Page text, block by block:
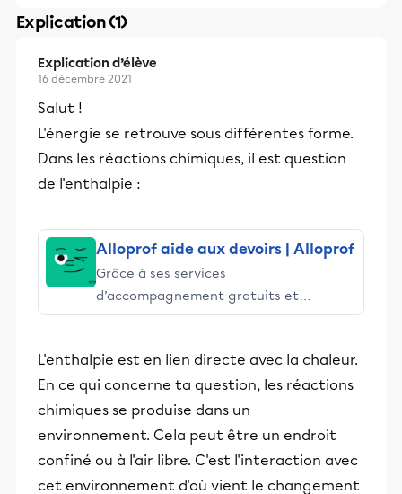
Explication (1)
Explication d’élève
16 décembre 2021
Salut !
L'énergie se retrouve sous différentes forme.
Dans les réactions chimiques, il est question
de l'enthalpie :
Alloprof aide aux devoirs | Alloprof
Grâce à ses services
d’accompagnement gratuits et
stimulants, Alloprof engage les élèves
éducative.
L'enthalpie est en lien directe avec la chaleur.
En ce qui concerne ta question, les réactions
chimiques se produise dans un
environnement. Cela peut être un endroit
confiné ou à l'air libre. C'est l'interaction avec
cet environnement d'où vient le changement